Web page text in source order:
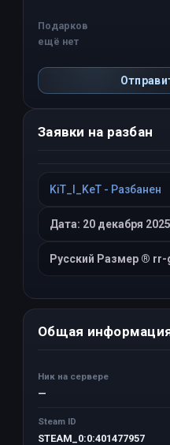
Подарков
ещё нет
Заявки на разбан
KiT_I_KeT - Разбанен
Дата: 20 декабря 2025
Русский Размер ® rr-
Общая
Ник на сервере
—
Steam ID
STEAM_0:0:401477957